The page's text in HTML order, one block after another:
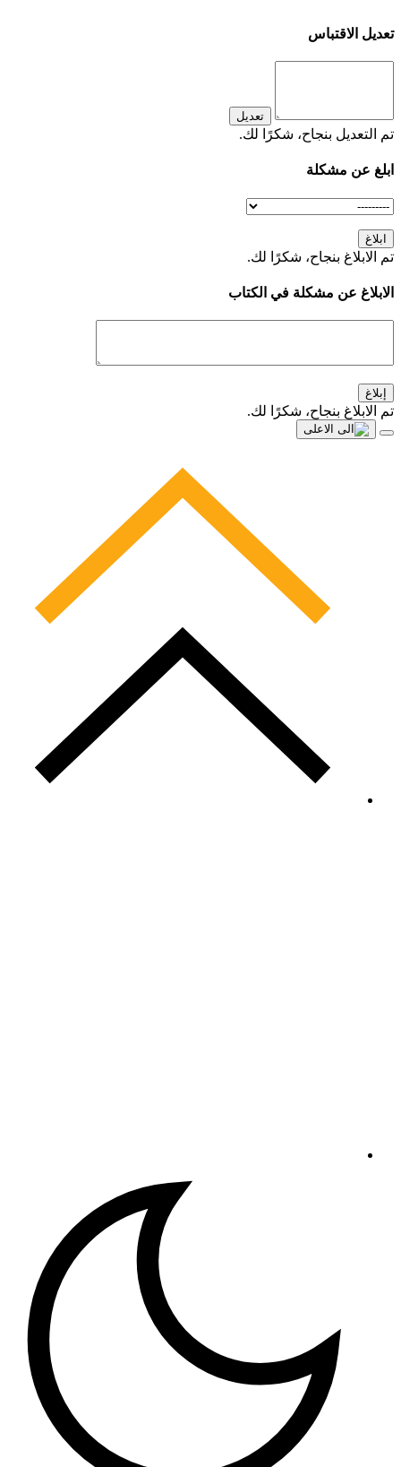
تعديل الاقتباس
تعديل
تم التعديل بنجاح، شكرًا لك.
ابلغ عن مشكلة
ابلاغ
تم الابلاغ بنجاح، شكرًا لك.
الابلاغ عن مشكلة في الكتاب
إبلاغ
تم الابلاغ بنجاح، شكرًا لك.